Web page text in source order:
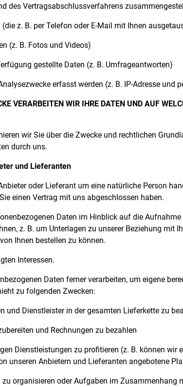
des Vertragsabschlussverfahrens
z. B. per Telefon oder E-Mail mit Ihnen
(z. B. Fotos und Videos)
gestellte Daten (z. B. Umfrageantworten)
erfasst werden (z. B. IP-Adresse und
VERARBEITEN WIR IHRE DATEN UND AUF
wir Sie über die Zwecke und rechtlichen
durch uns.
und Lieferanten
oder Lieferant um eine natürliche Person
einen Vertrag mit uns abgeschlossen haben.
Daten im Hinblick auf die
z. B. um Unterlagen zu unserer Beziehung mit
Ihnen bestellen zu können.
Interessen.
Daten ferner verarbeiten, um eigene
zu folgenden Zwecken:
und Dienstleister in der gesamten Lieferkette zu
und Rechnungen zu bezahlen
Dienstleistungen zu profitieren (z. B. können wir
unseren Anbietern und Lieferanten angebotene
organisieren oder Aufgaben im Zusammenhang